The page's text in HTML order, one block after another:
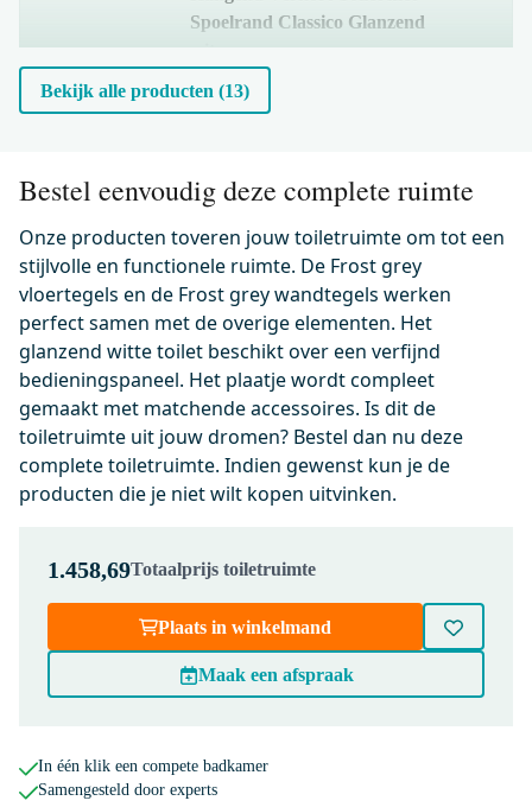
Spoelrand Classico Glanzend
wit
Maandag in huis
0,-
500.0220
Wc-bril verdikt Glanzend wit
incl. Softclose en Quick release
Maandag in huis
0,-
KSW006E1MW
Flush Bedieningspaneel Toilet |
Chroom met glanzend wit glas
Maandag in huis
200-1202
Radius WC Borstel | Chroom |
Hangende toiletborstelhouder
Bekijk alle producten (13)
Bestel eenvoudig deze complete ruimte
Onze producten toveren jouw toiletruimte om tot een
stijlvolle en functionele ruimte. De Frost grey
vloertegels en de Frost grey wandtegels werken
perfect samen met de overige elementen. Het
glanzend witte toilet beschikt over een verfijnd
bedieningspaneel. Het plaatje wordt compleet
gemaakt met matchende accessoires. Is dit de
toiletruimte uit jouw dromen? Bestel dan nu deze
complete toiletruimte. Indien gewenst kun je de
producten die je niet wilt kopen uitvinken.
1.458,69Totaalprijs toiletruimte
Plaats in winkelmand
Maak een afspraak
In één klik een compete badkamer
Samengesteld door experts